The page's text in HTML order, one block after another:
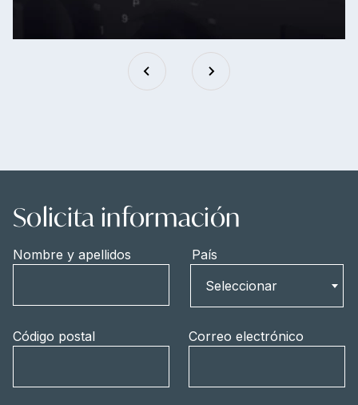
Solicita información
Nombre y apellidos
País
Seleccionar
Código postal Correo electrónico